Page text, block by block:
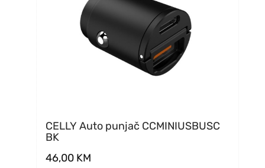
CELLY Auto punjač CCMINIUSBUSC
BK
46,00 KM